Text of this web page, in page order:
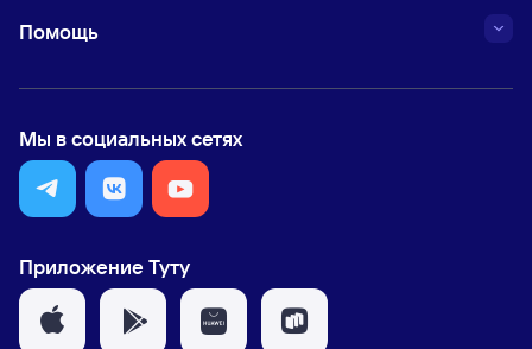
Помощь
Мы в социальных сетях
Приложение Туту